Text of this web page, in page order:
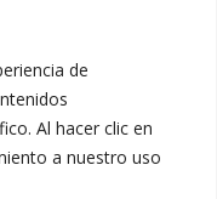
de
Al hacer clic en
a nuestro uso